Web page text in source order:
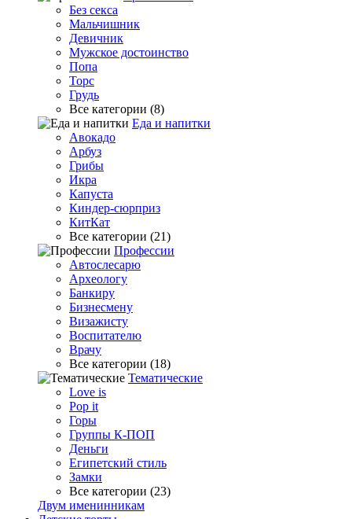
Без секса
Мальчишник
Девичник
Мужское достоинство
Попа
Торс
Грудь
Все категории (8)
Еда и напитки
Авокадо
Арбуз
Грибы
Икра
Капуста
Киндер-сюрприз
КитКат
Все категории (21)
Профессии
Автослесарю
Археологу
Банкиру
Бизнесмену
Визажисту
Воспитателю
Врачу
Все категории (18)
Тематические
Love is
Pop it
Горы
Группы К-ПОП
Деньги
Египетский стиль
Замки
Все категории (23)
Двум именинникам